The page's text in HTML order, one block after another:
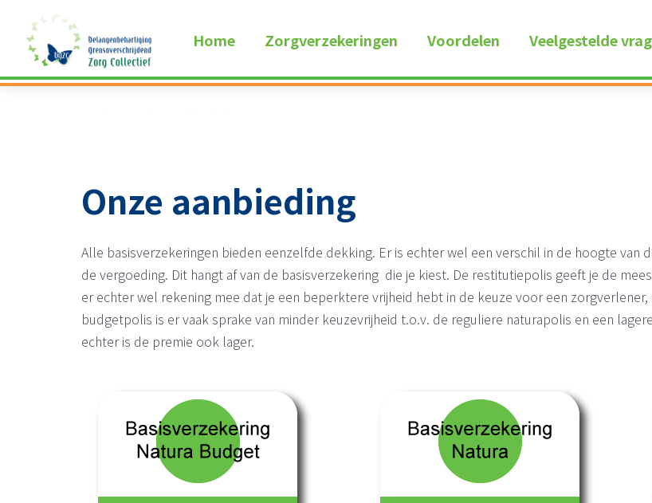
Home Zorgverzekeringen Voordelen Veelgestelde
Onze aanbieding
Alle basisverzekeringen bieden eenzelfde dekking. Er is echter wel een verschil in de hoogte van
de vergoeding. Dit hangt af van de basisverzekering die je kiest. De restitutiepolis geeft je de
er echter wel rekening mee dat je een beperktere vrijheid hebt in de keuze voor een
budgetpolis is er vaak sprake van minder keuzevrijheid t.o.v. de reguliere naturapolis en een
echter is de premie ook lager.